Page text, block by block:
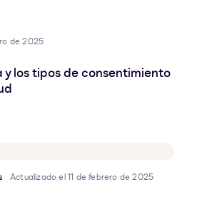
de 2025
los tipos de consentimiento
Actualizado el 11 de febrero de 2025